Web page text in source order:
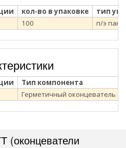
кол-во в упаковке тип
100 п/э
Тип компонента
Герметичный оконцеватель
(оконцеватели